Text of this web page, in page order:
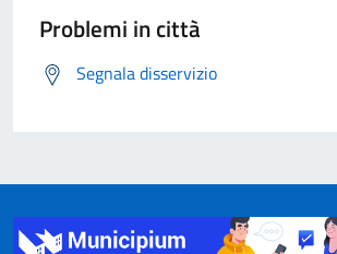
Problemi in città
Segnala disservizio